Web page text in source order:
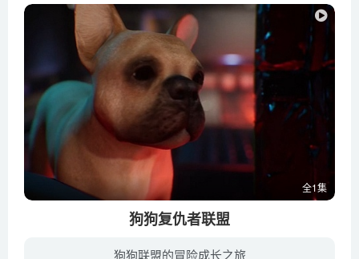
全1集
狗狗复仇者联盟
狗狗联盟的冒险成长之旅